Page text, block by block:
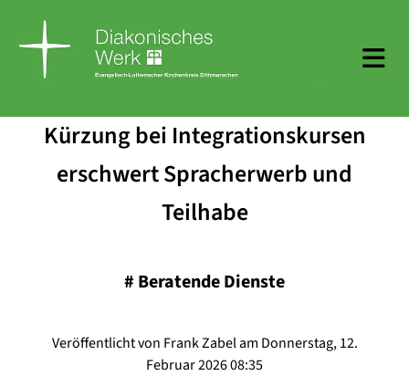
Kürzung bei Integrationskursen
erschwert Spracherwerb und
Teilhabe
# Beratende Dienste
Veröffentlicht von Frank Zabel am Donnerstag, 12.
Februar 2026 08:35